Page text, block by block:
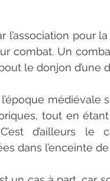
l’association pour
combat. Un
le donjon d’une
médiévale
tout en
d’ailleurs
dans l’enceinte